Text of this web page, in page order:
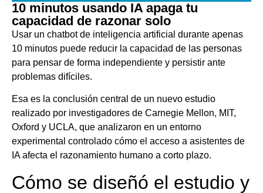
10 minutos usando IA apaga tu
capacidad de razonar solo
Usar un chatbot de inteligencia artificial durante apenas
10 minutos puede reducir la capacidad de las personas
para pensar de forma independiente y persistir ante
problemas difíciles.
Esa es la conclusión central de un nuevo estudio
realizado por investigadores de Carnegie Mellon, MIT,
Oxford y UCLA, que analizaron en un entorno
experimental controlado cómo el acceso a asistentes de
IA afecta el razonamiento humano a corto plazo.
Cómo se diseñó el estudio y